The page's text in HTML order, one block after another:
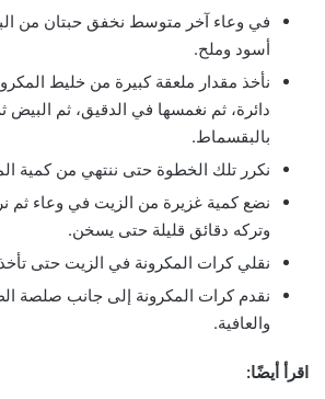
في وعاء آخر متوسط نخفق حبتان من
أسود وملح.
نأخذ مقدار ملعقة كبيرة من خليط
دائرة، ثم نغمسها في الدقيق، ثم البيض
بالبقسماط.
نكرر تلك الخطوة حتى ننتهي من كمية
نضع كمية غزيرة من الزيت في وعاء ثم
وتركه دقائق قليلة حتى يسخن.
نقلي كرات المكرونة في الزيت حتى
نقدم كرات المكرونة إلى جانب صلصة
والعافية.
اقرأ أيضًا: